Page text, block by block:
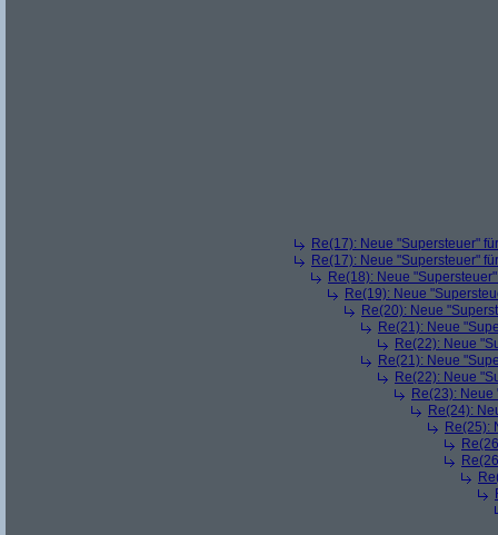
Re(17): Neue "Supersteuer"
Re(17): Neue "Supersteuer"
Re(18): Neue
Re(19): Neue
Re(20): Neue
Re(21): Neue
Re(22): Neue
Re(21): Neue
Re(22): Neue
Re(23):
Re(24):
Re(25):